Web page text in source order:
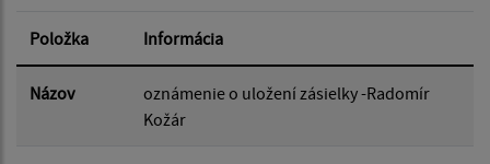
Dátum zverejnenia do:
Položka Informácia
Názov
oznámenie o uložení zásielky -Radomír
Kožár